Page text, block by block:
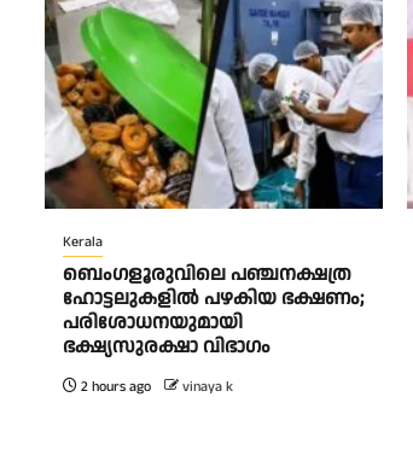
Kerala
ബെംഗളൂരുവിലെ പഞ്ചനക്ഷത്ര
ഹോട്ടലുകളിൽ പഴകിയ ഭക്ഷണം;
പരിശോധനയുമായി
ഭക്ഷ്യസുരക്ഷാ വിഭാഗം
2 hours ago vinaya k